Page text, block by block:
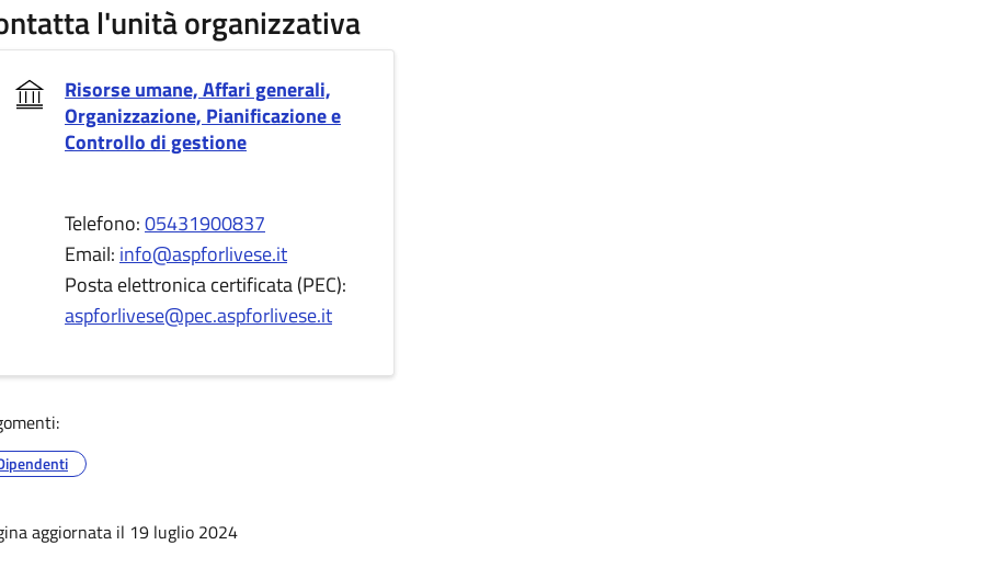
l'unità organizzativa
Risorse umane, Affari generali,
Organizzazione, Pianificazione e
Controllo di gestione
Telefono:05431900837
Email: info@aspforlivese.it
Posta elettronica certificata (PEC):
aspforlivese@pec.aspforlivese.it
aggiornata il 19 luglio 2024